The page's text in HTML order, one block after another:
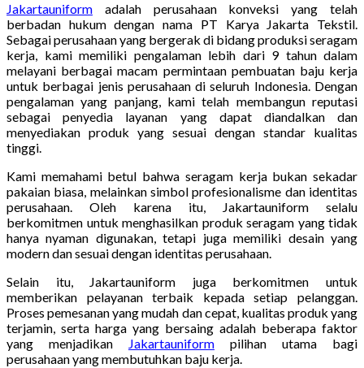
Jakartauniform
adalah perusahaan konveksi yang telah
berbadan hukum dengan nama PT Karya Jakarta Tekstil.
Sebagai perusahaan yang bergerak di bidang produksi seragam
kerja, kami memiliki pengalaman lebih dari 9 tahun dalam
melayani berbagai macam permintaan pembuatan baju kerja
untuk berbagai jenis perusahaan di seluruh Indonesia. Dengan
pengalaman yang panjang, kami telah membangun reputasi
sebagai penyedia layanan yang dapat diandalkan dan
menyediakan produk yang sesuai dengan standar kualitas
tinggi.
Kami memahami betul bahwa seragam kerja bukan sekadar
pakaian biasa, melainkan simbol profesionalisme dan identitas
perusahaan. Oleh karena itu, Jakartauniform selalu
berkomitmen untuk menghasilkan produk seragam yang tidak
hanya nyaman digunakan, tetapi juga memiliki desain yang
modern dan sesuai dengan identitas perusahaan.
Selain itu, Jakartauniform juga berkomitmen untuk
memberikan pelayanan terbaik kepada setiap pelanggan.
Proses pemesanan yang mudah dan cepat, kualitas produk yang
terjamin, serta harga yang bersaing adalah beberapa faktor
yang menjadikan Jakartauniform
pilihan utama bagi
perusahaan yang membutuhkan baju kerja.